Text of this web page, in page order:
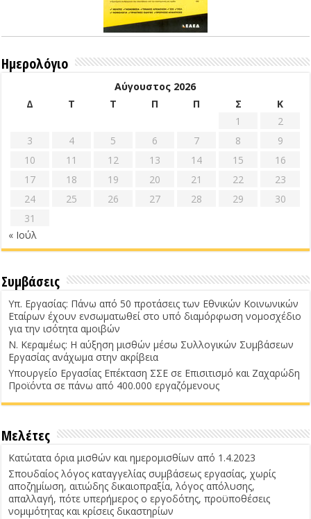
Ημερολόγιο
Αύγουστος 2026
Δ
Τ Τ Π Π Σ
Κ
1
2
3
4 5 6 7 8
9
10
11 12 13 14 15
16
17
18 19 20 21 22
23
24
25 26 27 28 29
30
31
« Ιούλ
Συμβάσεις
Υπ. Εργασίας: Πάνω από 50 προτάσεις των Εθνικών Κοινωνικών
Εταίρων έχουν ενσωματωθεί στο υπό διαμόρφωση νομοσχέδιο
για την ισότητα αμοιβών
Ν. Κεραμέως: Η αύξηση μισθών μέσω Συλλογικών Συμβάσεων
Εργασίας ανάχωμα στην ακρίβεια
Υπουργείο Εργασίας Επέκταση ΣΣΕ σε Επισιτισμό και Ζαχαρώδη
Προϊόντα σε πάνω από 400.000 εργαζόμενους
Μελέτες
Κατώτατα όρια μισθών και ημερομισθίων από 1.4.2023
Σπουδαίος λόγος καταγγελίας συμβάσεως εργασίας, χωρίς
αποζημίωση, αιτιώδης δικαιοπραξία, λόγος απόλυσης,
απαλλαγή, πότε υπερήμερος ο εργοδότης, προϋποθέσεις
νομιμότητας και κρίσεις δικαστηρίων